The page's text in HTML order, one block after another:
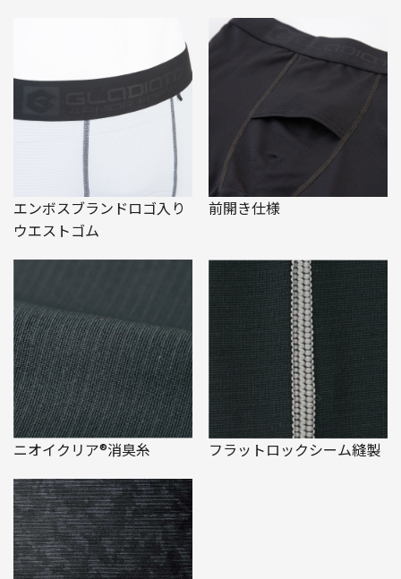
エンボスブランドロゴ入り
ウエストゴム
前開き仕様
ニオイクリア®消臭糸 フラットロックシーム縫製